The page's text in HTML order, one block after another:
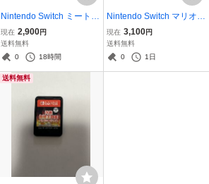
Nintendo Switch ミートピ
ア
現在 2,900円
送料無料
0
18時間
Nintendo Switch マリオパ
ーティ スーパースターズ
現在 3,100円
送料無料
0
1日
送料無料